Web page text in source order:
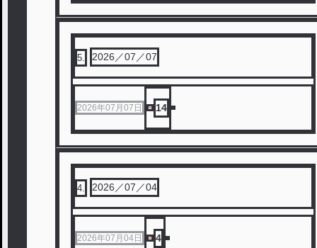
5 2026／07／07
2026年07月07日 14
4 2026／07／04
2026年07月04日 4